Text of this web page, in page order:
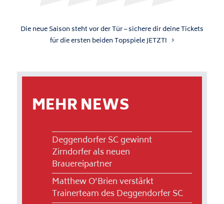
Die neue Saison steht vor der Tür – sichere dir deine Tickets
für die ersten beiden Topspiele JETZT!
MEHR NEWS
Deggendorfer SC gewinnt
Zirndorfer als neuen
Brauereipartner
Matthew O’Brien verstärkt
Trainerteam des Deggendorfer SC